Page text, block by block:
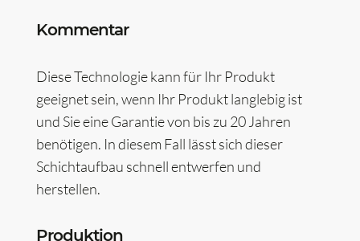
Kommentar
Diese Technologie kann für Ihr Produkt
geeignet sein, wenn Ihr Produkt langlebig ist
und Sie eine Garantie von bis zu 20 Jahren
benötigen. In diesem Fall lässt sich dieser
Schichtaufbau schnell entwerfen und
herstellen.
Produktion